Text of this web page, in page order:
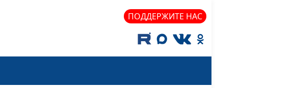
ПОДДЕРЖИТЕ НАС
Андрей Юнак,
священнослужитель
Юлия Синицына,
Андрей Юнак,